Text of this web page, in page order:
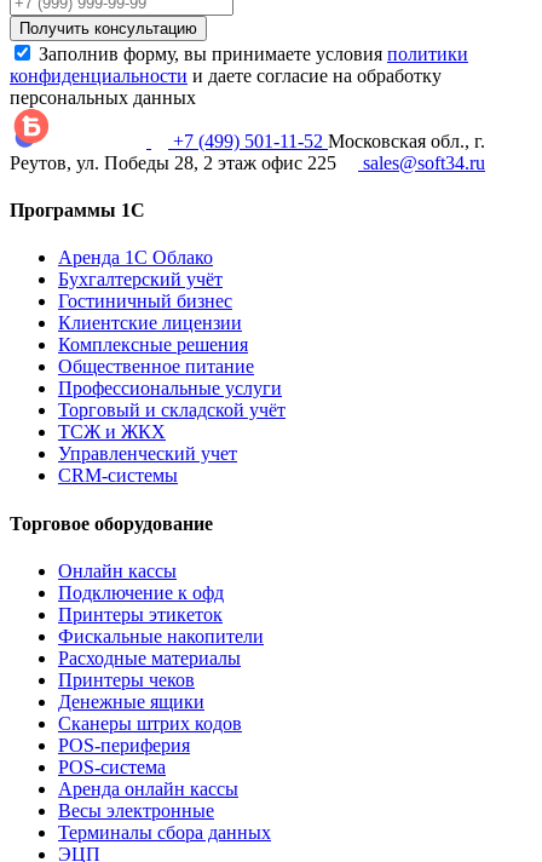
Получить консультацию
Заполнив форму, вы принимаете условия политики
конфиденциальности и даете согласие на обработку
персональных данных
+7 (499) 501-11-52 Московская обл., г.
Реутов, ул. Победы 28, 2 этаж офис 225
sales@soft34.ru
Программы 1С
Аренда 1С Облако
Бухгалтерский учёт
Гостиничный бизнес
Клиентские лицензии
Комплексные решения
Общественное питание
Профессиональные услуги
Торговый и складской учёт
ТСЖ и ЖКХ
Управленческий учет
CRM-системы
Торговое оборудование
Онлайн кассы
Подключение к офд
Принтеры этикеток
Фискальные накопители
Расходные материалы
Принтеры чеков
Денежные ящики
Сканеры штрих кодов
POS-периферия
POS-система
Аренда онлайн кассы
Весы электронные
Терминалы сбора данных
ЭЦП